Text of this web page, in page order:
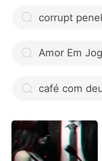
corrupt penelope
Amor Em
café com deus pai ler online